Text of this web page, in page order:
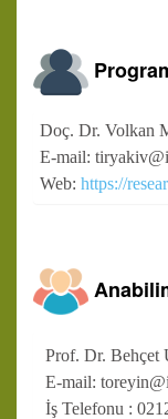
Doç. Dr. Volkan
E-mail:
Web: https://
Prof. Dr. Behçet
E-mail:
İş Telefonu :